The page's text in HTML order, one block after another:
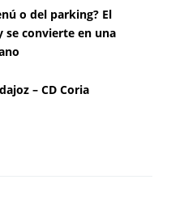
o del parking? El
se convierte en una
– CD Coria